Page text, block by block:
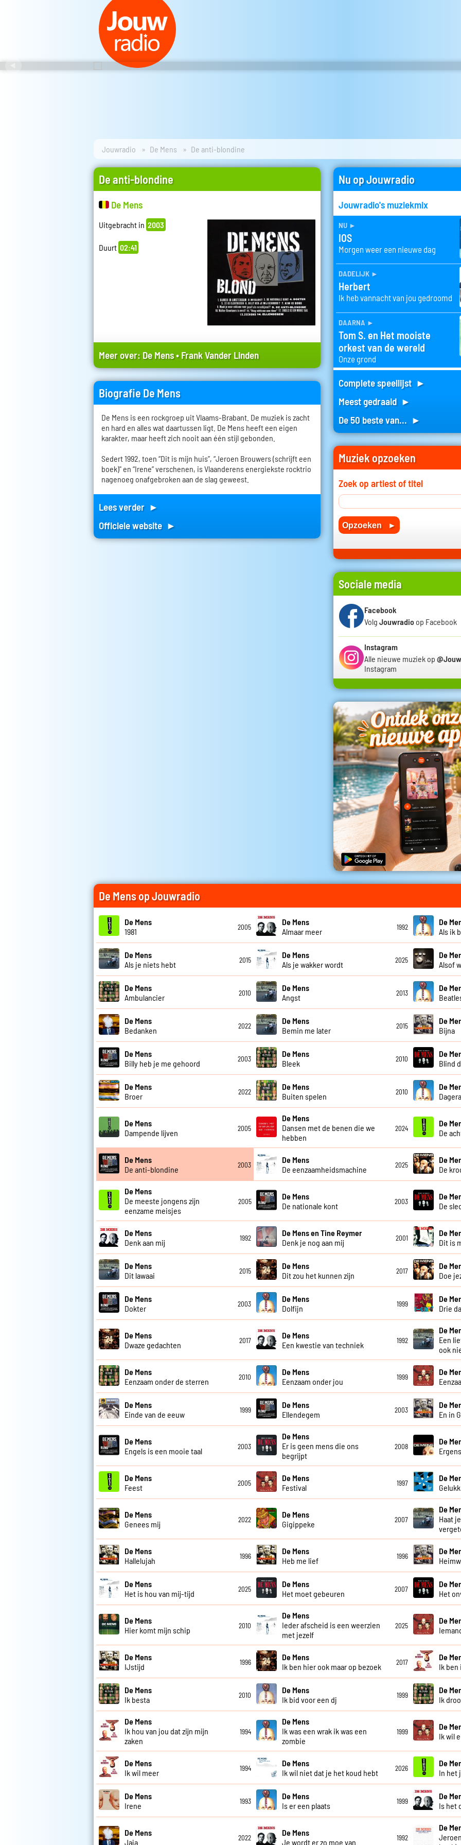
Jouwradio De Mens De anti-blondine
De anti-blondine
De Mens
Uitgebracht in 2003
Duurt 02:41
Meer over: De Mens•Frank Vander Linden
Biografie De Mens
De Mens is een rockgroep uit Vlaams-Brabant. De muziek is zacht
en hard en alles wat daartussen ligt. De Mens heeft een eigen
karakter, maar heeft zich nooit aan één stijl gebonden.
Sedert 1992, toen “Dit is mijn huis”, “Jeroen Brouwers (schrijft een
boek)" en “Irene” verschenen, is Vlaanderens energiekste rocktrio
nagenoeg onafgebroken aan de slag geweest.
Lees verder ►
Officiele website ►
Nu op Jouwradio
Jouwradio's muziekmix
nu ►
IOS
Morgen weer een nieuwe dag
dadelijk ►
Herbert
Ik heb vannacht van jou gedroomd
daarna ►
Tom S. en Het mooiste
orkest van de wereld
Onze grond
Complete speellijst ►
Meest gedraaid ►
De 50 beste van... ►
Muziek opzoeken
Zoek op artiest of titel
Sociale media
Facebook
Volg Jouwradio op Facebook
Instagram
Alle nieuwe muziek op
Instagram
De Mens op Jouwradio
De Mens
1981
2005
De Mens
Almaar meer
1992
De
Als ik
De Mens
Als je niets hebt
2015
De Mens
Als je wakker wordt
2025
De
Alsof
De Mens
Ambulancier
2010
De Mens
Angst
2013
De
De Mens
Bedanken
2022
De Mens
Bemin me later
2015
De
Bijna
De Mens
Billy heb je me gehoord
2003
De Mens
Bleek
2010
De
Blind
De Mens
Broer
2022
De Mens
Buiten spelen
2010
De
De Mens
Dampende lijven
2005
De Mens
Dansen met de benen die we
hebben
2024
De
De
De Mens
De anti-blondine
2003
De Mens
De eenzaamheidsmachine
2025
De
De
De Mens
De meeste jongens zijn
eenzame meisjes
2005
De Mens
De nationale kont
2003
De
De
De Mens
Denk aan mij
1992
De Mens en Tine Reymer
Denk je nog aan mij
2001
De
Dit is
De Mens
Dit lawaai
2015
De Mens
Dit zou het kunnen zijn
2017
De
Doe
De Mens
Dokter
2003
De Mens
Dolfijn
1999
De
Drie
De Mens
Dwaze gedachten
2017
De Mens
Een kwestie van techniek
1992
De
Een
ook
De Mens
Eenzaam onder de sterren
2010
De Mens
Eenzaam onder jou
1999
De
De Mens
Einde van de eeuw
1999
De Mens
Ellendegem
2003
De
En in
De Mens
Engels is een mooie taal
2003
De Mens
Er is geen mens die ons
begrijpt
2008
De
De Mens
Feest
2005
De Mens
Festival
1997
De
De Mens
Genees mij
2022
De Mens
Gigippeke
2007
De
Haat
De Mens
Hallelujah
1996
De Mens
Heb me lief
1996
De
De Mens
Het is hou van mij-tijd
2025
De Mens
Het moet gebeuren
2007
De
Het
De Mens
Hier komt mijn schip
2010
De Mens
Ieder afscheid is een weerzien
met jezelf
2025
De
De Mens
IJstijd
1996
De Mens
Ik ben hier ook maar op bezoek
2017
De
Ik ben
De Mens
Ik besta
2010
De Mens
Ik bid voor een dj
1999
De
Ik
De Mens
Ik hou van jou dat zijn mijn
zaken
1994
De Mens
Ik was een wrak ik was een
zombie
1999
De
Ik wil
De Mens
Ik wil meer
1994
De Mens
Ik wil niet dat je het koud hebt
2026
De
In het
De Mens
Irene
1993
De Mens
Is er een plaats
1999
De
Is het
De Mens
Jaja
2022
De Mens
Je wordt er zo moe van
1992
De